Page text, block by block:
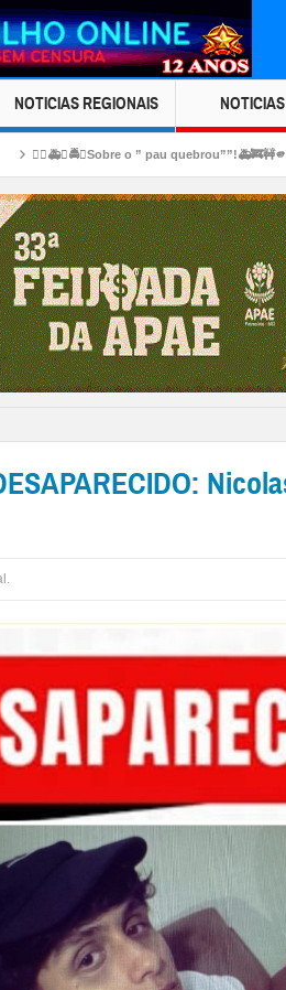
NOTICIAS REGIONAIS
o ” pau quebrou””!🚑🚒🚧🫵🏻🚓🚔Portilho, o